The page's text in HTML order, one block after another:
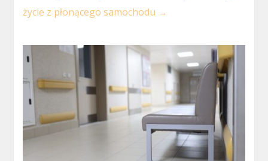
życie z płonącego samochodu →